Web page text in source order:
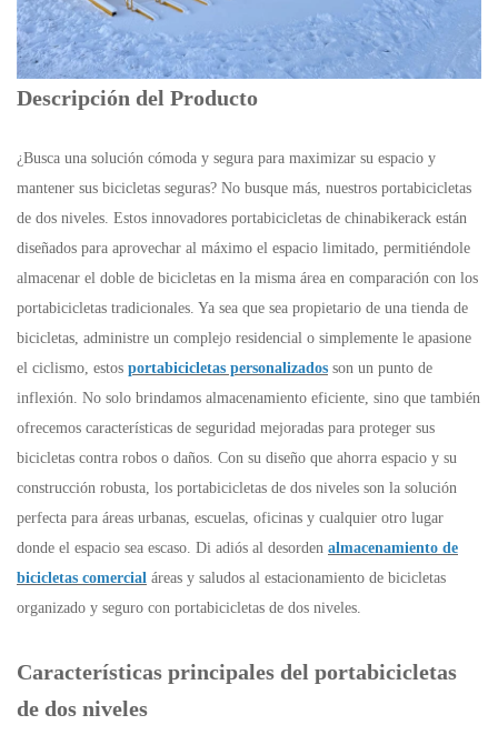
Descripción del Producto
¿Busca una solución cómoda y segura para maximizar su espacio y
mantener sus bicicletas seguras? No busque más, nuestros portabicicletas
de dos niveles. Estos innovadores portabicicletas de chinabikerack están
diseñados para aprovechar al máximo el espacio limitado, permitiéndole
almacenar el doble de bicicletas en la misma área en comparación con los
portabicicletas tradicionales. Ya sea que sea propietario de una tienda de
bicicletas, administre un complejo residencial o simplemente le apasione
el ciclismo, estos portabicicletas personalizados son un punto de
inflexión. No solo brindamos almacenamiento eficiente, sino que también
ofrecemos características de seguridad mejoradas para proteger sus
bicicletas contra robos o daños. Con su diseño que ahorra espacio y su
construcción robusta, los portabicicletas de dos niveles son la solución
perfecta para áreas urbanas, escuelas, oficinas y cualquier otro lugar
donde el espacio sea escaso. Di adiós al desorden almacenamiento de
bicicletas comercial áreas y saludos al estacionamiento de bicicletas
organizado y seguro con portabicicletas de dos niveles.
Características principales del portabicicletas
de dos niveles